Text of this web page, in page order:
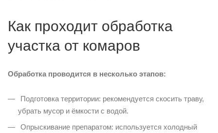
Как проходит обработка
участка от комаров
Обработка проводится в несколько этапов:
Подготовка территории: рекомендуется скосить траву,
убрать мусор и ёмкости с водой.
Опрыскивание препаратом: используется холодный